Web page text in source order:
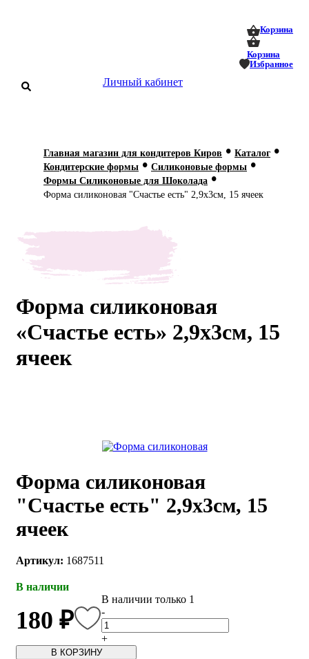
Корзина
Корзина
Избранное
Личный кабинет
О нас
Мастер-
классы
Главная магазин для кондитеров Киров • Каталог •
Кондитерские формы • Силиконовые формы •
Формы Силиконовые для Шоколада •
Форма силиконовая "Счастье есть" 2,9х3см, 15 ячеек
Форма силиконовая
«Счастье есть» 2,9х3см, 15
ячеек
Форма силиконовая
"Счастье есть" 2,9х3см, 15
ячеек
Артикул: 1687511
В наличии
180 ₽
В наличии только 1
-
+
В КОРЗИНУ